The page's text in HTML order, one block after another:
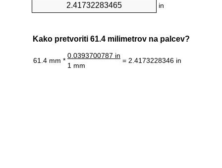
in
Kako pretvoriti 61.4 milimetrov na palcev?
61.4 mm *
0.0393700787 in
= 2.4173228346 in
1 mm